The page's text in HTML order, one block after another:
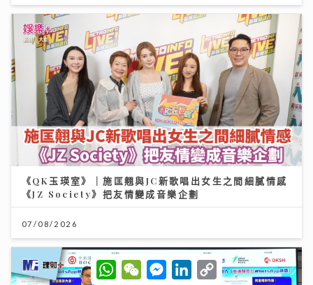
《QK玉瑛室》｜施匡翹與JC新歌唱出女生之間細膩情感
《JZ Society》把友情變成音樂企劃
07/08/2026
W
h
W
e
M
e
L
C
o